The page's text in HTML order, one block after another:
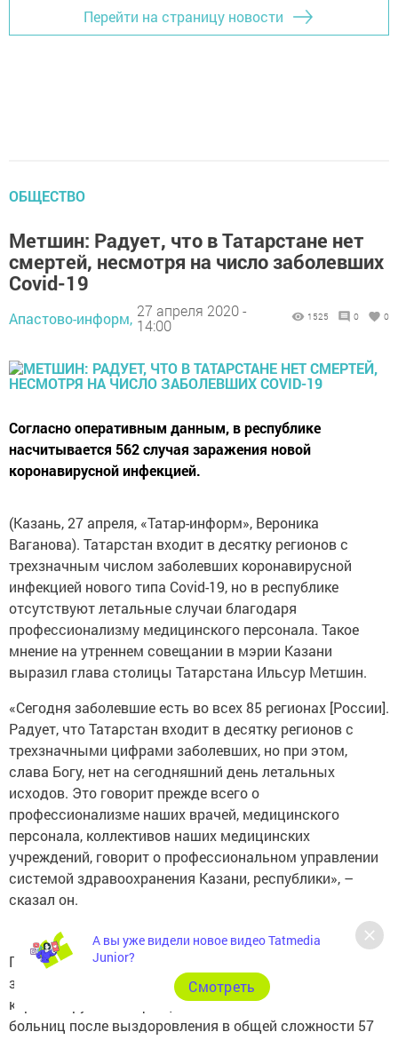
Перейти на страницу новости
ОБЩЕСТВО
Метшин: Радует, что в Татарстане нет
смертей, несмотря на число заболевших
Covid-19
Апастово-информ, 27 апреля 2020 -
14:00
1525 0 0
Согласно оперативным данным, в республике
насчитывается 562 случая заражения новой
коронавирусной инфекцией.
(Казань, 27 апреля, «Татар-информ», Вероника
Ваганова). Татарстан входит в десятку регионов с
трехзначным числом заболевших коронавирусной
инфекцией нового типа Covid-19, но в республике
отсутствуют летальные случаи благодаря
профессионализму медицинского персонала. Такое
мнение на утреннем совещании в мэрии Казани
выразил глава столицы Татарстана Ильсур Метшин.
«Сегодня заболевшие есть во всех 85 регионах [России].
Радует, что Татарстан входит в десятку регионов с
трехзначными цифрами заболевших, но при этом,
слава Богу, нет на сегодняшний день летальных
исходов. Это говорит прежде всего о
профессионализме наших врачей, медицинского
персонала, коллективов наших медицинских
учреждений, говорит о профессиональном управлении
системой здравоохранения Казани, республики», –
сказал он.
По оперативным данным, в Татарстане
зарегистрировано 562 случая заражения
коронавирусной инфекцией нового типа. Выписаны из
больниц после выздоровления в общей сложности 57
А вы уже видели новое видео Tatmedia
Junior?
Cмотреть